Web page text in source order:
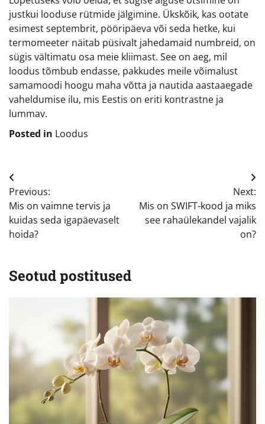
justkui looduse rütmide jälgimine. Ükskõik, kas ootate
esimest septembrit, pööripäeva või seda hetke, kui
termomeeter näitab püsivalt jahedamaid numbreid, on
sügis vältimatu osa meie kliimast. See on aeg, mil
loodus tõmbub endasse, pakkudes meile võimalust
samamoodi hoogu maha võtta ja nautida aastaaegade
vaheldumise ilu, mis Eestis on eriti kontrastne ja
lummav.
Posted in Loodus
Navigeerimine
Previous:
Mis on vaimne tervis ja
kuidas seda igapäevaselt
hoida?
Next:
Mis on SWIFT-kood ja miks
see rahaülekandel vajalik
on?
Seotud postitused